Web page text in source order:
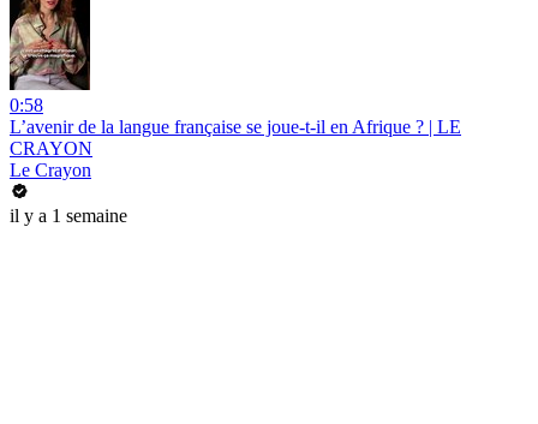
0:58
L’avenir de la langue française se joue-t-il en Afrique ? | LE
CRAYON
Le Crayon
il y a 1 semaine